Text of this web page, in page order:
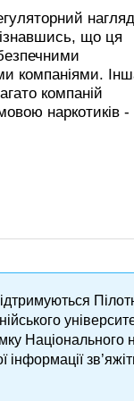
нагляд
що ця
компаніями.
компаній
наркотиків -